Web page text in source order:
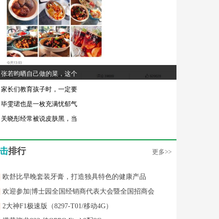
张若昀晒自己做的菜，这个
家长们教育孩子时，一定要
毕雯珺也是一枚充满忧郁气
关晓彤经常被说皮肤黑，当
排行 更多>>
欧舒比早晚套装牙膏，打造独具特色的健康产品
欢迎参加|博士园全国经销商代表大会暨全国招商会
2大神F1极速版（8297-T01/移动4G）